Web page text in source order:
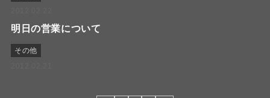
明日の営業について
その他